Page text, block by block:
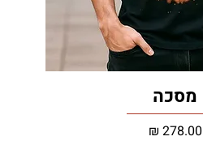
מסכה
מחיר‏278.00 ‏₪